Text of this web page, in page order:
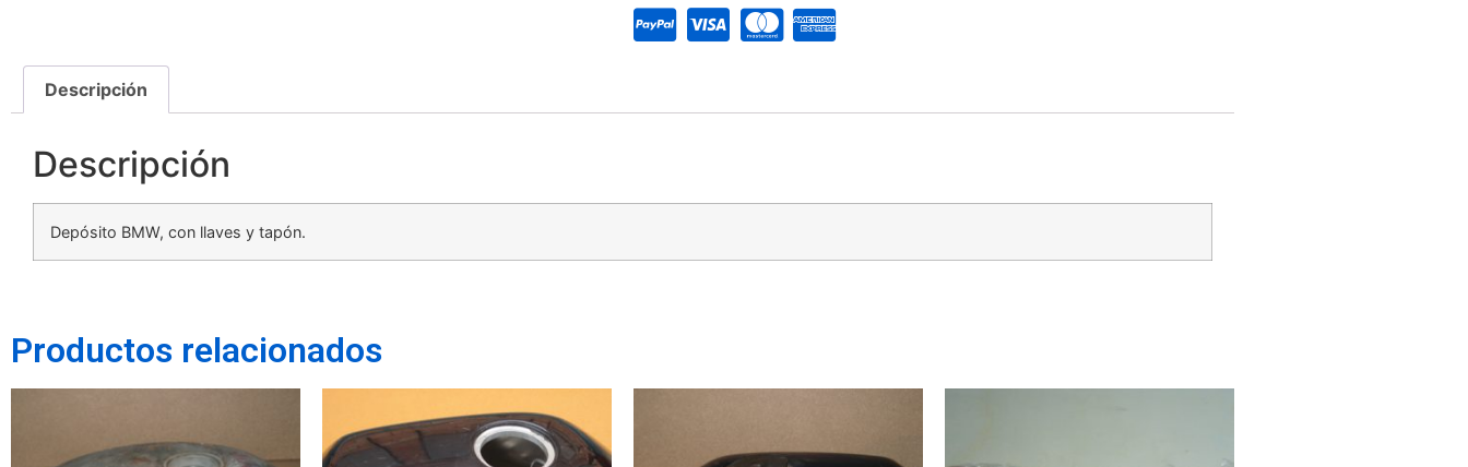
Descripción
Descripción
Depósito BMW, con llaves y tapón.
Productos relacionados